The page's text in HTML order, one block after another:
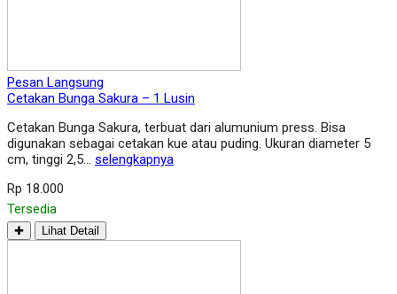
Pesan Langsung
Cetakan Bunga Sakura – 1 Lusin
Cetakan Bunga Sakura, terbuat dari alumunium press. Bisa
digunakan sebagai cetakan kue atau puding. Ukuran diameter 5
cm, tinggi 2,5… selengkapnya
Rp 18.000
Tersedia
✚ Lihat Detail